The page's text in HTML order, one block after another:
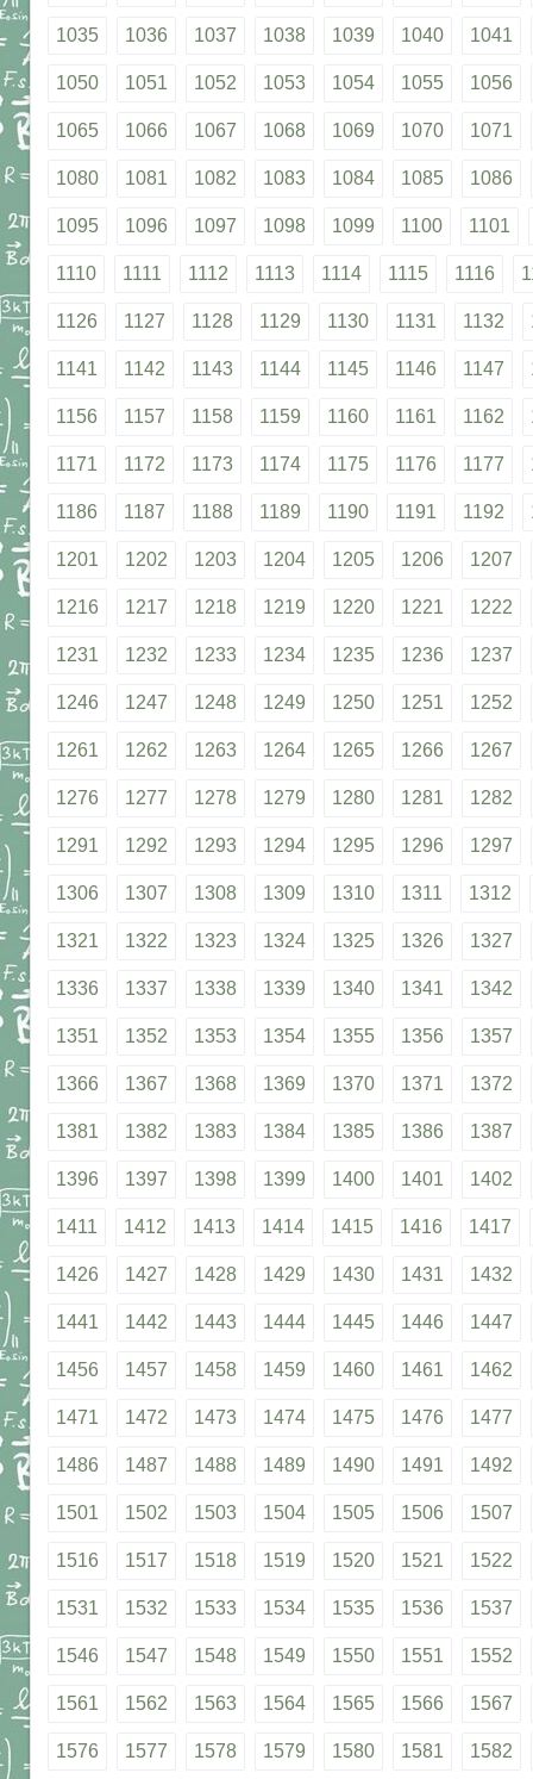
1035 1036 1037 1038 1039 1040 1041
1050 1051 1052 1053 1054 1055 1056
1065 1066 1067 1068 1069 1070 1071
1080 1081 1082 1083 1084 1085 1086
1095 1096 1097 1098 1099 1100 1101
1110 1111 1112 1113 1114 1115 1116
1126 1127 1128 1129 1130 1131 1132
1141 1142 1143 1144 1145 1146 1147
1156 1157 1158 1159 1160 1161 1162
1171 1172 1173 1174 1175 1176 1177
1186 1187 1188 1189 1190 1191 1192
1201 1202 1203 1204 1205 1206 1207
1216 1217 1218 1219 1220 1221 1222
1231 1232 1233 1234 1235 1236 1237
1246 1247 1248 1249 1250 1251 1252
1261 1262 1263 1264 1265 1266 1267
1276 1277 1278 1279 1280 1281 1282
1291 1292 1293 1294 1295 1296 1297
1306 1307 1308 1309 1310 1311 1312
1321 1322 1323 1324 1325 1326 1327
1336 1337 1338 1339 1340 1341 1342
1351 1352 1353 1354 1355 1356 1357
1366 1367 1368 1369 1370 1371 1372
1381 1382 1383 1384 1385 1386 1387
1396 1397 1398 1399 1400 1401 1402
1411 1412 1413 1414 1415 1416 1417
1426 1427 1428 1429 1430 1431 1432
1441 1442 1443 1444 1445 1446 1447
1456 1457 1458 1459 1460 1461 1462
1471 1472 1473 1474 1475 1476 1477
1486 1487 1488 1489 1490 1491 1492
1501 1502 1503 1504 1505 1506 1507
1516 1517 1518 1519 1520 1521 1522
1531 1532 1533 1534 1535 1536 1537
1546 1547 1548 1549 1550 1551 1552
1561 1562 1563 1564 1565 1566 1567
1576 1577 1578 1579 1580 1581 1582